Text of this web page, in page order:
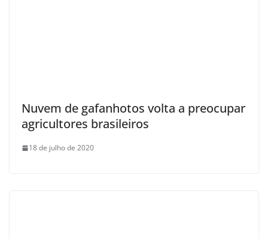
Nuvem de gafanhotos volta a preocupar
agricultores brasileiros
18 de julho de 2020